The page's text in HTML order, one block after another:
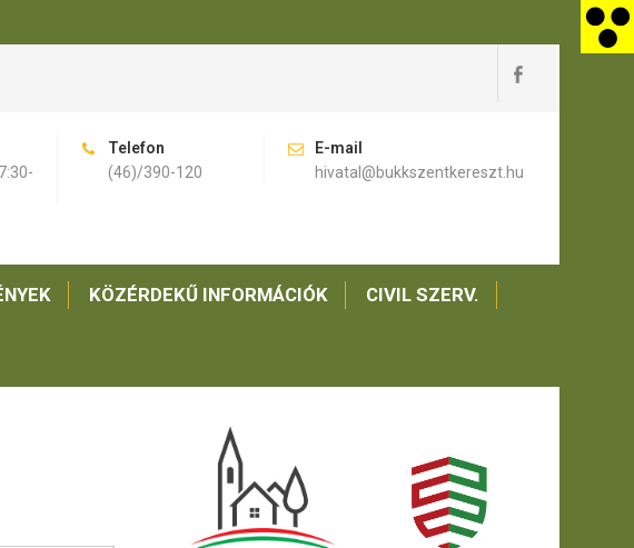
Telefon
(46)/390-120
E-mail
hivatal@bukkszentkereszt.hu
KÖZÉRDEKŰ INFORMÁCIÓK CIVIL SZERV.